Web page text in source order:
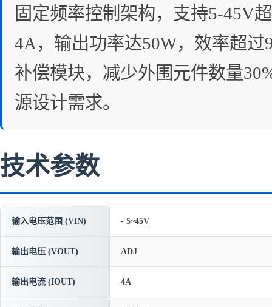
固定频率控制架构，支持5-45V
4A，输出功率达50W，效率超
补偿模块，减少外围元件数量
源设计需求。
技术参数
输入电压范围 (VIN) - 5~45V
输出电压 (VOUT) ADJ
输出电流 (IOUT) 4A